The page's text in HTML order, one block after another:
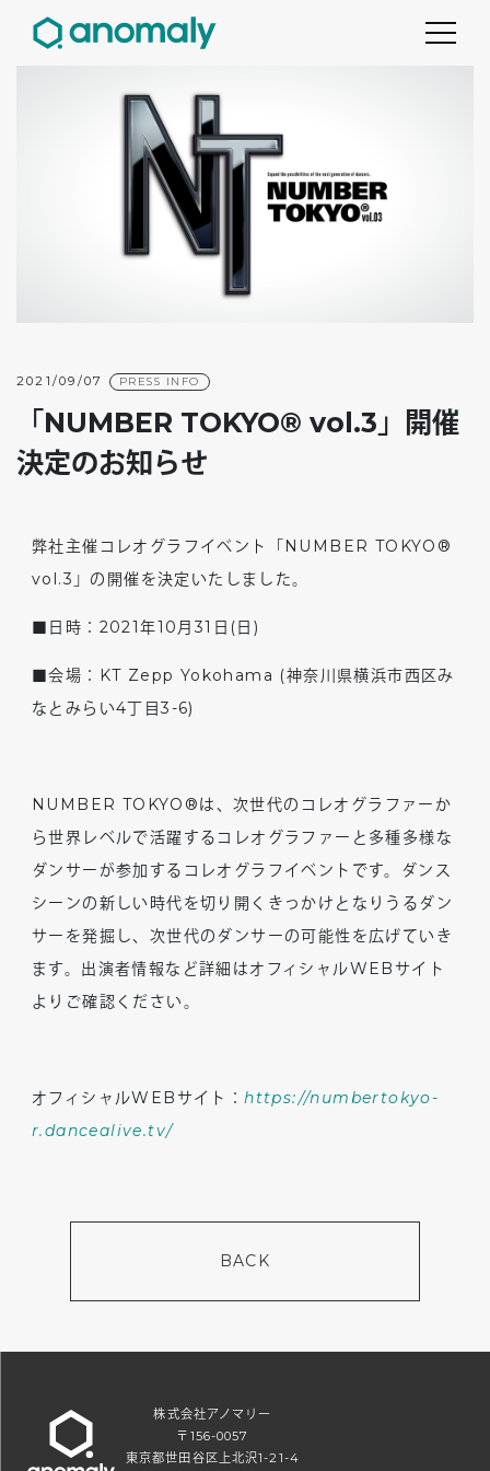
2021/09/07 PRESS INFO
「NUMBER TOKYO® vol.3」開催
決定のお知らせ
弊社主催コレオグラフイベント「NUMBER TOKYO®
vol.3」の開催を決定いたしました。
■日時：2021年10月31日(日)
■会場：KT Zepp Yokohama (神奈川県横浜市西区み
なとみらい4丁目3-6)
NUMBER TOKYO®は、次世代のコレオグラファーか
ら世界レベルで活躍するコレオグラファーと多種多様な
ダンサーが参加するコレオグラフイベントです。ダンス
シーンの新しい時代を切り開くきっかけとなりうるダン
サーを発掘し、次世代のダンサーの可能性を広げていき
ます。出演者情報など詳細はオフィシャルWEBサイト
よりご確認ください。
オフィシャルWEB サイト：https://numbertokyo-
r.dancealive.tv/
BACK
株式会社アノマリー
〒156-0057
東京都世田谷区上北沢1-21-4